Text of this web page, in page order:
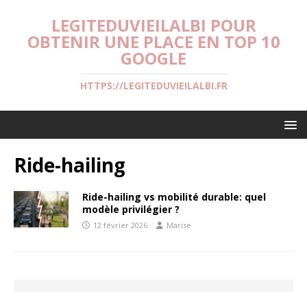
LEGITEDUVIEILALBI POUR
OBTENIR UNE PLACE EN TOP 10
GOOGLE
HTTPS://LEGITEDUVIEILALBI.FR
Ride-hailing
Ride-hailing vs mobilité durable: quel
modèle privilégier ?
12 février 2026 Marise